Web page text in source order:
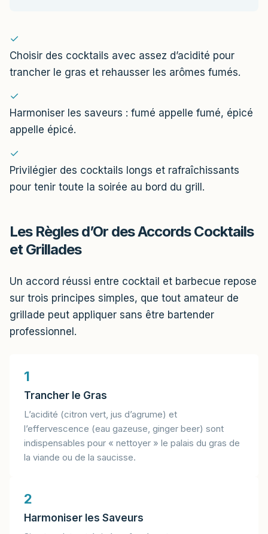
✓
Choisir des cocktails avec assez d’acidité pour
trancher le gras et rehausser les arômes fumés.
✓
Harmoniser les saveurs : fumé appelle fumé, épicé
appelle épicé.
✓
Privilégier des cocktails longs et rafraîchissants
pour tenir toute la soirée au bord du grill.
Les Règles d’Or des Accords Cocktails
et Grillades
Un accord réussi entre cocktail et barbecue repose
sur trois principes simples, que tout amateur de
grillade peut appliquer sans être bartender
professionnel.
1
Trancher le Gras
L’acidité (citron vert, jus d’agrume) et
l’effervescence (eau gazeuse, ginger beer) sont
indispensables pour « nettoyer » le palais du gras de
la viande ou de la saucisse.
2
Harmoniser les Saveurs